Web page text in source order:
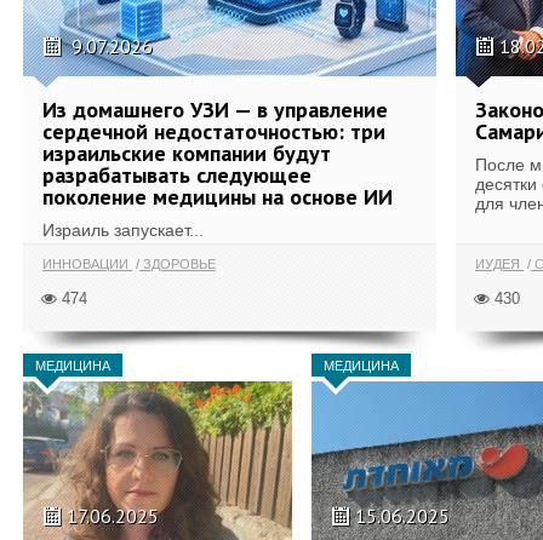
9.07.2026
Из домашнего УЗИ — в управление
сердечной недостаточностью: три
израильские компании будут
разрабатывать следующее
поколение медицины на основе ИИ
Израиль запускает...
ИННОВАЦИИ ЗДОРОВЬЕ
474
После
для
ИУДЕЯ
430
МЕДИЦИНА
17.06.2025
МЕДИЦИНА
15.06.2025